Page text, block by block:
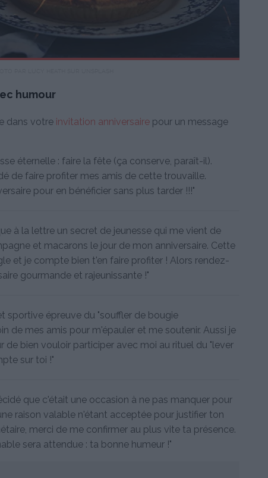
humour
dans votre invitation anniversaire pour un message
éternelle : faire la fête (ça conserve, paraît-il).
de faire profiter mes amis de cette trouvaille.
pour en bénéficier sans plus tarder !!!"
à la lettre un secret de jeunesse qui me vient de
et macarons le jour de mon anniversaire. Cette
et je compte bien t'en faire profiter ! Alors rendez-
gourmande et rajeunissante !"
sportive épreuve du "souffler de bougie
de mes amis pour m'épauler et me soutenir. Aussi je
bien vouloir participer avec moi au rituel du "lever
sur toi !"
que c'était une occasion à ne pas manquer pour
raison valable n'étant acceptée pour justifier ton
merci de me confirmer au plus vite ta présence.
sera attendue : ta bonne humeur !"